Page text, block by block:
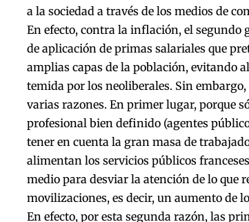
a la sociedad a través de los medios de
En efecto, contra la inflación, el
de aplicación de primas salariales que
amplias capas de la población, evitando
temida por los neoliberales. Sin
varias razones. En primer lugar, porque
profesional bien definido (agentes
tener en cuenta la gran masa de
alimentan los servicios públicos
medio para desviar la atención de lo que
movilizaciones, es decir, un aumento de
En efecto, por esta segunda razón, las